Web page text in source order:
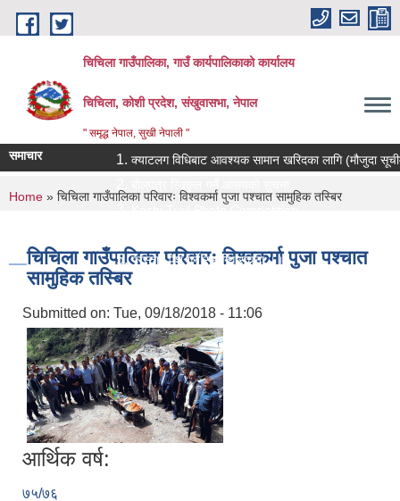
Skip to main content
चिचिला गाउँपालिका, गाउँ कार्यपालिकाको कार्यालय
चिचिला, कोशी प्रदेश, संखुवासभा, नेपाल
" समृद्ध नेपाल, सुखी नेपाली "
समाचार
क्याटलग विधिबाट आवश्यक सामान खरिदका लागि (मौजुदा सूचीमा
प्रस्ताव पेश गर्ने सम्बन्धि सुचना ।।
You are here
Home » चिचिला गाउँपालिका परिवारः विश्वकर्मा पुजा पश्चात सामुहिक तस्बिर
चिचिला गाउँपालिका परिवारः विश्वकर्मा पुजा पश्चात
सामुहिक तस्बिर
Submitted on: Tue, 09/18/2018 - 11:06
आर्थिक वर्ष:
७५/७६